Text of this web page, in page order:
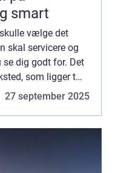
smart
vælge det
skal servicere og
se dig godt for. Det
som ligger tæt
på. Hvorfor s...
27 september 2025